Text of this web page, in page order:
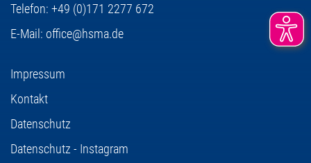
Telefon: +49 (0)171 2277 672
E-Mail: office@hsma.de
Impressum
Kontakt
Datenschutz
Datenschutz - Instagram